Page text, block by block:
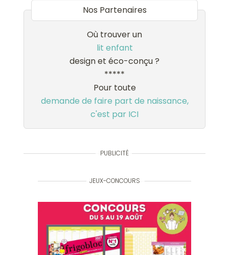
Nos Partenaires
Où trouver un
lit enfant
design et éco-conçu ?
*****
Pour toute
demande de faire part de naissance,
c'est par ICI
PUBLICITÉ
JEUX-CONCOURS